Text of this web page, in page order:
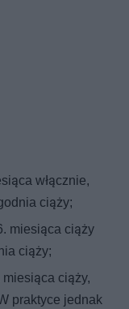
włącznie,
ciąży;
miesiąca ciąży
ciąży;
ciąży,
praktyce jednak